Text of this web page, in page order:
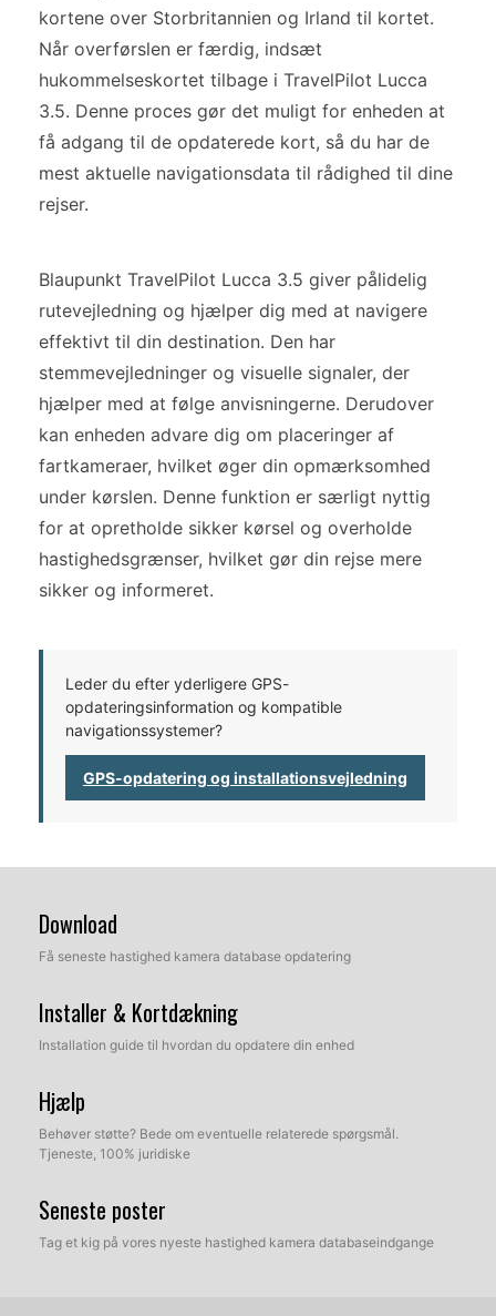
kortene over Storbritannien og Irland til kortet.
Når overførslen er færdig, indsæt
hukommelseskortet tilbage i TravelPilot Lucca
3.5. Denne proces gør det muligt for enheden at
få adgang til de opdaterede kort, så du har de
mest aktuelle navigationsdata til rådighed til dine
rejser.
Blaupunkt TravelPilot Lucca 3.5 giver pålidelig
rutevejledning og hjælper dig med at navigere
effektivt til din destination. Den har
stemmevejledninger og visuelle signaler, der
hjælper med at følge anvisningerne. Derudover
kan enheden advare dig om placeringer af
fartkameraer, hvilket øger din opmærksomhed
under kørslen. Denne funktion er særligt nyttig
for at opretholde sikker kørsel og overholde
hastighedsgrænser, hvilket gør din rejse mere
sikker og informeret.
Leder du efter yderligere GPS-
opdateringsinformation og kompatible
navigationssystemer?
GPS-opdatering og installationsvejledning
Download
Få seneste hastighed kamera database opdatering
Installer & Kortdækning
Installation guide til hvordan du opdatere din enhed
Hjælp
Behøver støtte? Bede om eventuelle relaterede spørgsmål.
Tjeneste, 100% juridiske
Seneste poster
Tag et kig på vores nyeste hastighed kamera databaseindgange